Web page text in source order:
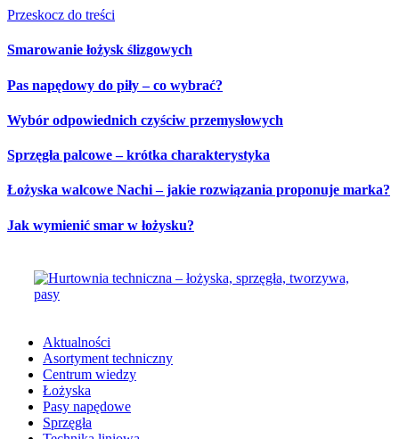
Przeskocz do treści
Smarowanie łożysk ślizgowych
Pas napędowy do piły – co wybrać?
Wybór odpowiednich czyściw przemysłowych
Sprzęgła palcowe – krótka charakterystyka
Łożyska walcowe Nachi – jakie rozwiązania proponuje marka?
Jak wymienić smar w łożysku?
Aktualności
Asortyment techniczny
Centrum wiedzy
Łożyska
Pasy napędowe
Sprzęgła